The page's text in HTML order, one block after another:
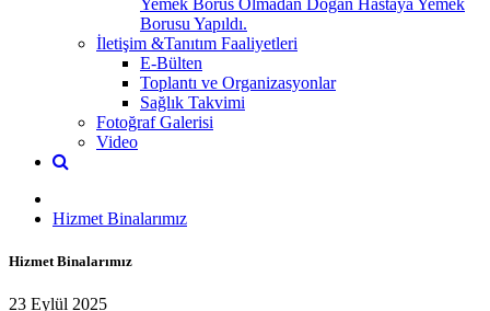
Borusu Yapıldı.
İletişim &Tanıtım Faaliyetleri
E-Bülten
Toplantı ve Organizasyonlar
Sağlık Takvimi
Fotoğraf Galerisi
Video
Hizmet Binalarımız
Hizmet Binalarımız
23 Eylül 2025